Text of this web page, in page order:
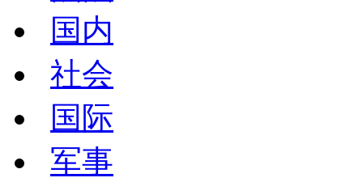
国内
社会
国际
军事